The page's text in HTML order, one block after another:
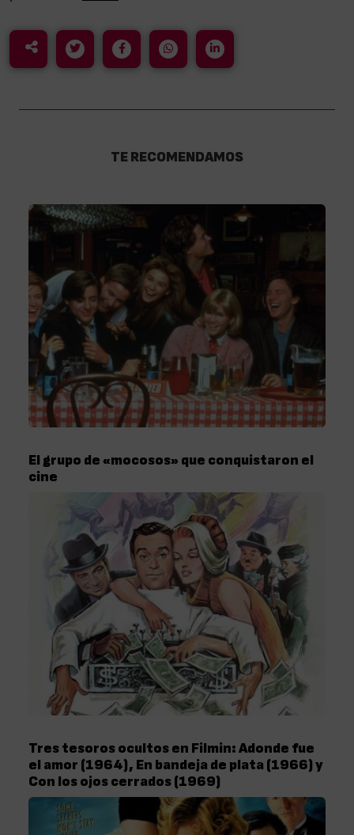
TE RECOMENDAMOS
El grupo de «mocosos» que conquistaron el
cine
Tres tesoros ocultos en Filmin: Adonde fue
el amor (1964), En bandeja de plata (1966) y
Con los ojos cerrados (1969)